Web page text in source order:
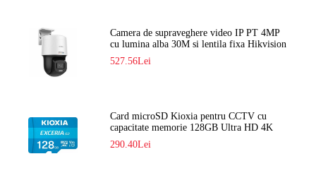
Camera de supraveghere video IP PT 4MP
cu lumina alba 30M si lentila fixa Hikvision
DS-2DE2C400SCG-E F1
527.56Lei
Card microSD Kioxia pentru CCTV cu
capacitate memorie 128GB Ultra HD 4K
LMEX2L128GG2
290.40Lei